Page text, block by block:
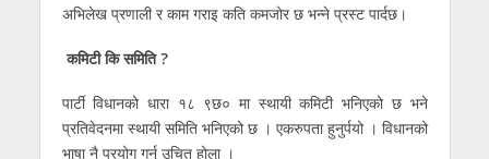
अभिलेख प्रणाली र काम गराइ कति कमजोर छ भन्ने प्रस्ट पार्दछ।
कमिटी कि समिति ?
पार्टी विधानको धारा १८ ९छ० मा स्थायी कमिटी भनिएको छ भने
प्रतिवेदनमा स्थायी समिति भनिएको छ । एकरुपता हुनुर्पयो । विधानको
भाषा नै प्रयोग गर्नु उचित होला ।